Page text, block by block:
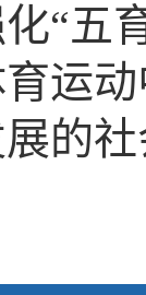
“五
运
的